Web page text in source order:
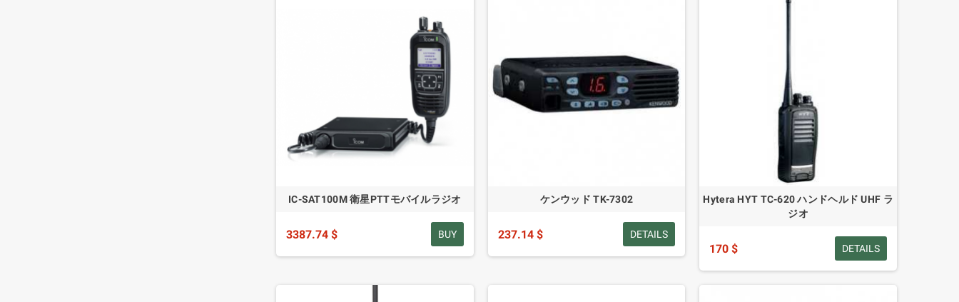
IC-SAT100M 衛星PTTモバイルラジオ
3387.74 $ BUY
ケンウッド TK-7302
237.14 $ DETAILS
Hytera HYT TC-620 ハンドヘルド UHF ラ
ジオ
170 $ DETAILS